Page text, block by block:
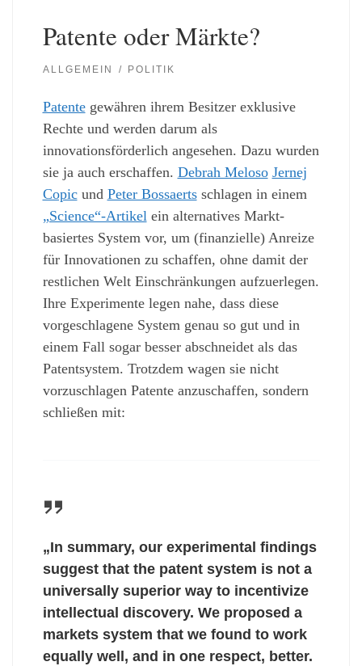
Patente oder Märkte?
ALLGEMEIN POLITIK
Patentegewähren ihrem Besitzer exklusive
Rechte und werden darum als
innovationsförderlich angesehen. Dazu wurden
sie ja auch erschaffen. Debrah Meloso Jernej
Copicund Peter Bossaertsschlagen in einem
„Science“-Artikel ein alternatives Markt-
basiertes System vor, um (finanzielle) Anreize
für Innovationen zu schaffen, ohne damit der
restlichen Welt Einschränkungen aufzuerlegen.
Ihre Experimente legen nahe, dass diese
vorgeschlagene System genau so gut und in
einem Fall sogar besser abschneidet als das
Patentsystem. Trotzdem wagen sie nicht
vorzuschlagen Patente anzuschaffen, sondern
schließen mit:
„In summary, our experimental findings
suggest that the patent system is not a
universally superior way to incentivize
intellectual discovery. We proposed a
markets system that we found to work
equally well, and in one respect, better.